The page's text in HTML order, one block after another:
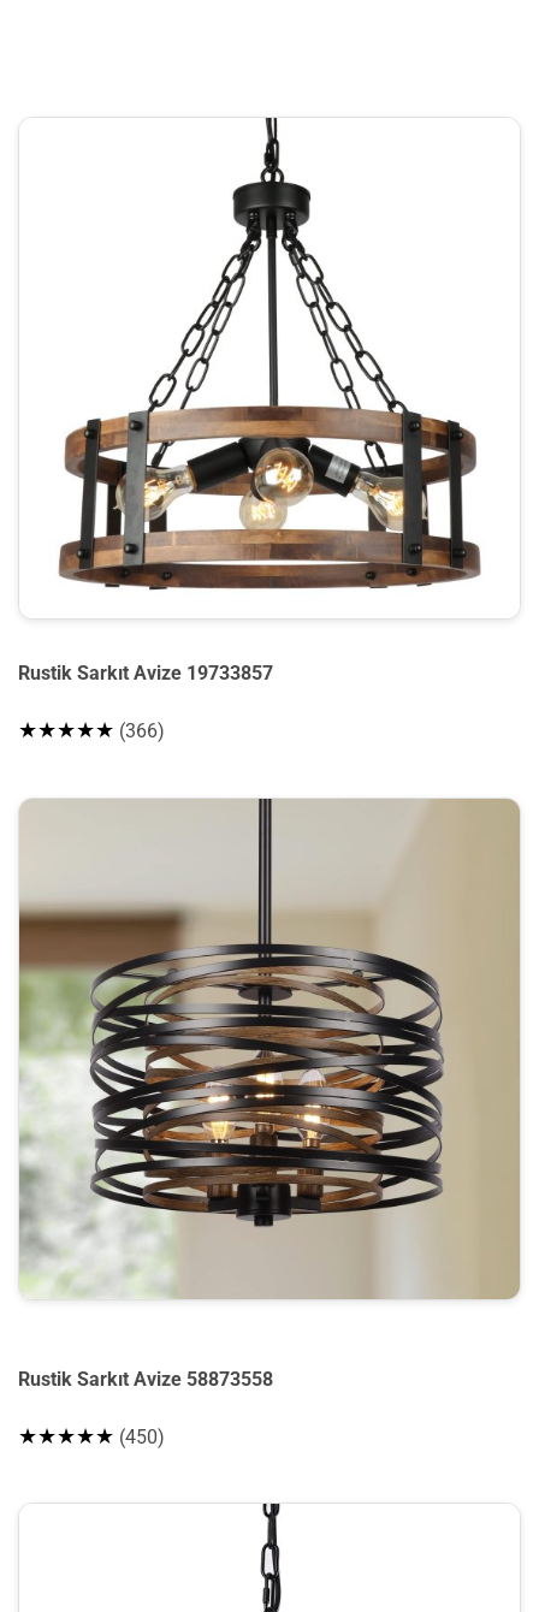
Rustik Sarkıt Avize 19733857
★★★★★ (366)
Rustik Sarkıt Avize 58873558
★★★★★ (450)